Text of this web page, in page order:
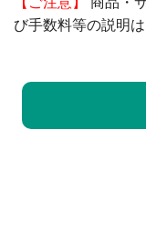
び手数料等の説明は